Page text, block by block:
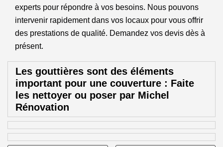
experts pour répondre à vos besoins. Nous pouvons
intervenir rapidement dans vos locaux pour vous offrir
des prestations de qualité. Demandez vos devis dès à
présent.
Les gouttières sont des éléments
important pour une couverture : Faite
les nettoyer ou poser par Michel
Rénovation